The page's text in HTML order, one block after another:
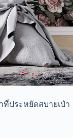
ที่ประหยัดสบายเป๋า